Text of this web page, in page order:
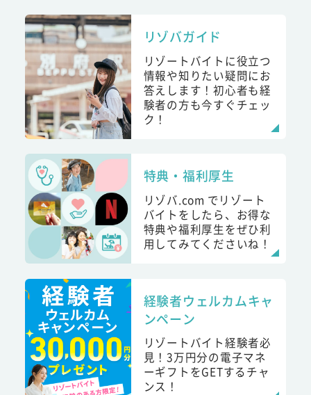
リゾバガイド
リゾートバイトに役立つ
情報や知りたい疑問にお
答えします！初心者も経
験者の方も今すぐチェッ
ク！
特典・福利厚生
リゾバ.com でリゾート
バイトをしたら、お得な
特典や福利厚生をぜひ利
用してみてくださいね！
経験者ウェルカムキャ
ンペーン
リゾートバイト経験者必
見！3万円分の電子マネ
ーギフトをGETするチャ
ンス！